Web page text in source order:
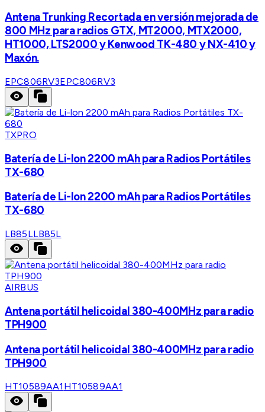
Antena Trunking Recortada en versión mejorada de
800 MHz para radios GTX, MT2000, MTX2000,
HT1000, LTS2000 y Kenwood TK-480 y NX-410 y
Maxón.
EPC806RV3EPC806RV3
TXPRO
Batería de Li-lon 2200 mAh para Radios Portátiles
TX-680
Batería de Li-lon 2200 mAh para Radios Portátiles
TX-680
LB85LLB85L
AIRBUS
Antena portátil helicoidal 380-400MHz para radio
TPH900
Antena portátil helicoidal 380-400MHz para radio
TPH900
HT10589AA1 HT10589AA1